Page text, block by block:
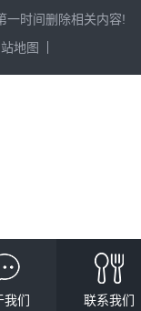
一时间删除相关内容!
地图
我们 联系我们